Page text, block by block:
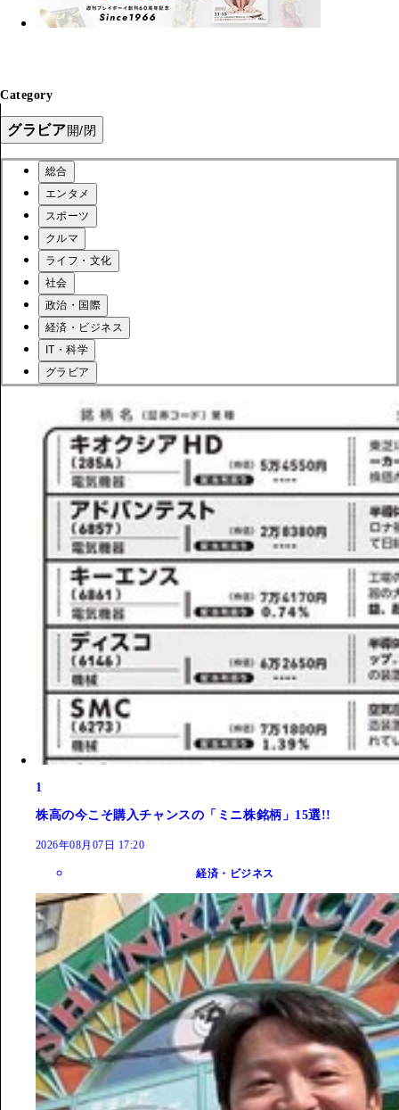
Category
グラビア開/閉
総合
エンタメ
スポーツ
クルマ
ライフ・文化
社会
政治・国際
経済・ビジネス
IT・科学
グラビア
1
株高の今こそ購入チャンスの「ミニ株銘柄」15選!!
2026年08月07日 17:20
経済・ビジネス